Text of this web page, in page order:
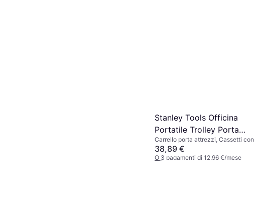
Stanley Tools Officina
Portatile Trolley Porta
Utensili
Carrello porta attrezzi, Cassetti con
serratura, Numero di cassetti: 2
38,89 €
O 3 pagamenti di 12,96 €/mese